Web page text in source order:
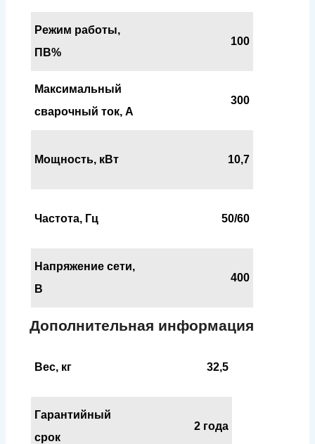
Режим работы,
ПВ%
100
Максимальный
сварочный ток, А
300
Мощность, кВт 10,7
Частота, Гц 50/60
Напряжение сети,
В
400
Дополнительная информация
Вес, кг 32,5
Гарантийный
срок
2 года